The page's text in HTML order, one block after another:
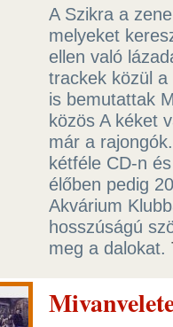
A Szikra a
melyeket
ellen való
trackek közül
is bemutattak
közös A kéket
már a
kétféle CD-n
élőben pedig
Akvárium
hosszúságú
meg a dalokat.